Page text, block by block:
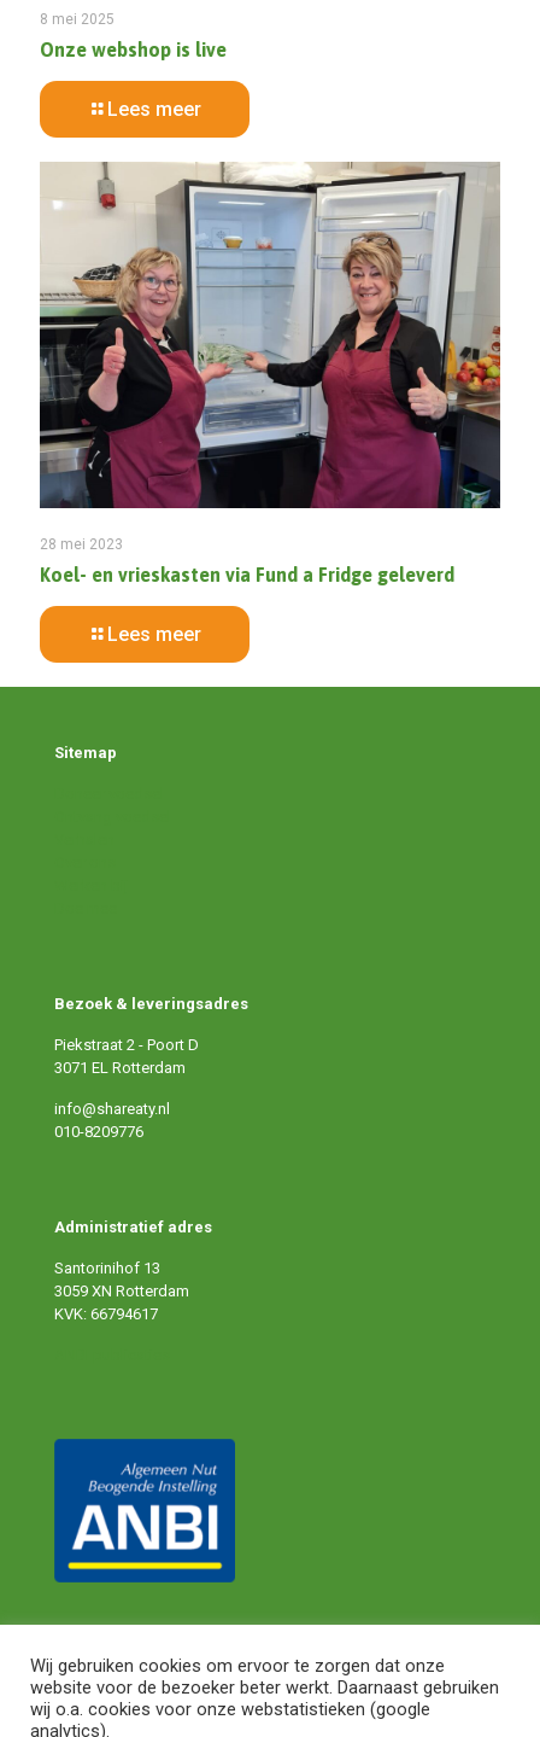
8 mei 2025
Onze webshop is live
Lees meer
28 mei 2023
Koel- en vrieskasten via Fund a Fridge geleverd
Lees meer
Sitemap
Bezoek & leveringsadres
Piekstraat 2 - Poort D
3071 EL Rotterdam
info@shareaty.nl
010-8209776
Administratief adres
Santorinihof 13
3059 XN Rotterdam
KVK: 66794617
© 2024 Shareaty. All Rights Reserved. Privacy Statement|
Algemene Voorwaarden
Wij gebruiken cookies om ervoor te zorgen dat onze
website voor de bezoeker beter werkt. Daarnaast gebruiken
wij o.a. cookies voor onze webstatistieken (google
analytics).